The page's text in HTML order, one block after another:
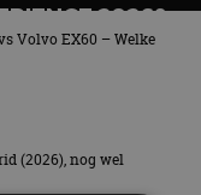
2026?
Volvo EX60 – Welke
(2026), nog wel